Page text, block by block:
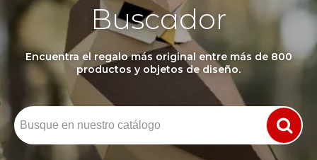
Buscador
Encuentra el regalo más original entre más de 800
productos y objetos de diseño.